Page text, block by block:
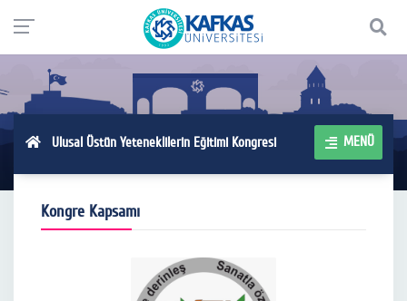
Ulusal Üstün Yeteneklilerin Eğitimi Kongresi MENÜ
Kongre Kapsamı